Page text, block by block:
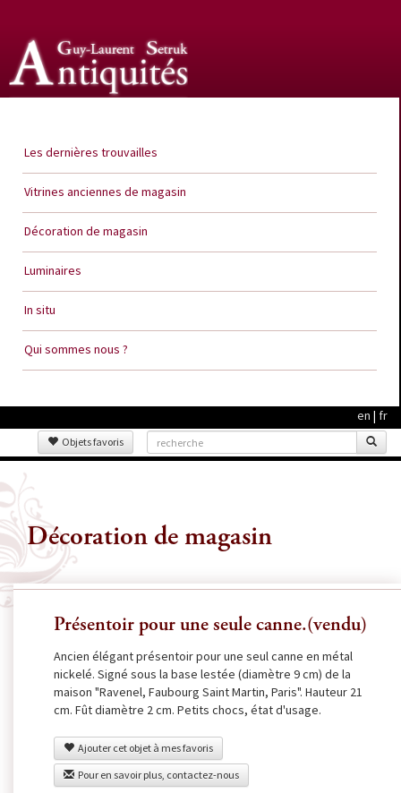
Les dernières trouvailles
Vitrines anciennes de magasin
Décoration de magasin
Luminaires
In situ
Qui sommes nous ?
en | fr
Objets favoris
Décoration de magasin
Présentoir pour une seule canne.(vendu)
Ancien élégant présentoir pour une seul canne en métal
nickelé. Signé sous la base lestée (diamètre 9 cm) de la
maison "Ravenel, Faubourg Saint Martin, Paris". Hauteur 21
cm. Fût diamètre 2 cm. Petits chocs, état d'usage.
Ajouter cet objet à mes favoris
Pour en savoir plus, contactez-nous